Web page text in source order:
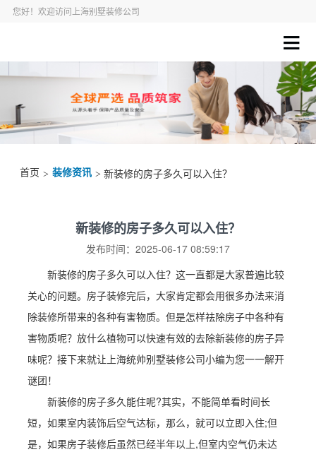
您好！欢迎访问上海别墅装修公司
首页 > 装修资讯 > 新装修的房子多久可以入住？
新装修的房子多久可以入住？
发布时间：2025-06-17 08:59:17
新装修的房子多久可以入住？这一直都是大家普遍比较
关心的问题。房子装修完后，大家肯定都会用很多办法来消
除装修所带来的各种有害物质。但是怎样祛除房子中各种有
害物质呢？放什么植物可以快速有效的去除新装修的房子异
味呢？接下来就让上海统帅别墅装修公司小编为您一一解开
谜团！
新装修的房子多久能住呢?其实，不能简单看时间长
短，如果室内装饰后空气达标，那么，就可以立即入住;但
是，如果房子装修后虽然已经半年以上,但室内空气仍未达